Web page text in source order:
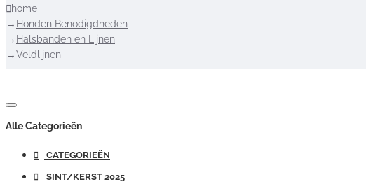
home
Honden Benodigdheden
Halsbanden en Lijnen
Veldlijnen
Alle Categorieën
CATEGORIEËN
SINT/KERST 2025